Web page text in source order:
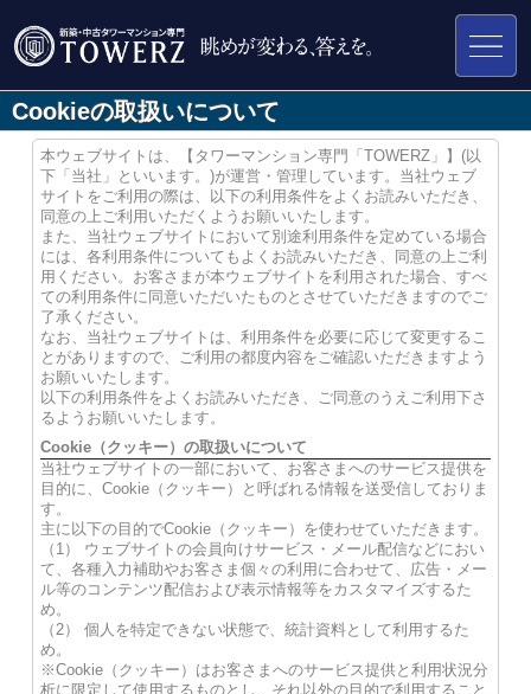
Cookieの取扱いについて
本ウェブサイトは、【タワーマンション専門「TOWERZ」】(以
下「当社」といいます。)が運営・管理しています。当社ウェブ
サイトをご利用の際は、以下の利用条件をよくお読みいただき、
同意の上ご利用いただくようお願いいたします。
また、当社ウェブサイトにおいて別途利用条件を定めている場合
には、各利用条件についてもよくお読みいただき、同意の上ご利
用ください。お客さまが本ウェブサイトを利用された場合、すべ
ての利用条件に同意いただいたものとさせていただきますのでご
了承ください。
なお、当社ウェブサイトは、利用条件を必要に応じて変更するこ
とがありますので、ご利用の都度内容をご確認いただきますよう
お願いいたします。
以下の利用条件をよくお読みいただき、ご同意のうえご利用下さ
るようお願いいたします。
Cookie（クッキー）の取扱いについて
当社ウェブサイトの一部において、お客さまへのサービス提供を
目的に、Cookie（クッキー）と呼ばれる情報を送受信しておりま
す。
主に以下の目的でCookie（クッキー）を使わせていただきます。
（1） ウェブサイトの会員向けサービス・メール配信などにおい
て、各種入力補助やお客さま個々の利用に合わせて、広告・メー
ル等のコンテンツ配信および表示情報等をカスタマイズするた
め。
（2） 個人を特定できない状態で、統計資料として利用するた
め。
※Cookie（クッキー）はお客さまへのサービス提供と利用状況分
析に限定して使用するものとし、それ以外の目的で利用すること